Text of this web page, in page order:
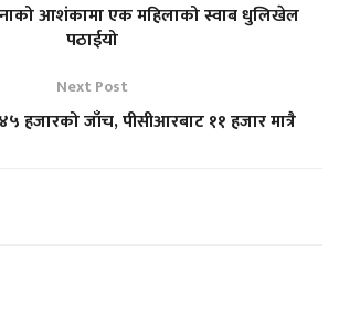
आशंकामा एक महिलाको स्वाब धुलिखेल
पठाईयो
Next Post
हजारको जाँच, पीसीआरबाट ११ हजार मात्रै